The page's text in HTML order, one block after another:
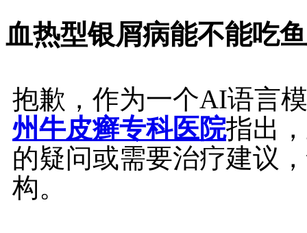
血热型银屑病能不能吃鱼
抱歉，作为一个AI语言
州牛皮癣专科医院指出
的疑问或需要治疗建议
构。